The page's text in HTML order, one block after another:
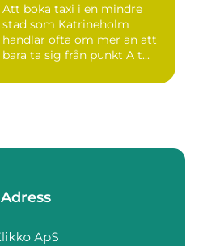
Att boka taxi i en mindre
stad som Katrineholm
handlar ofta om mer än att
bara ta sig från punkt A t...
Adress